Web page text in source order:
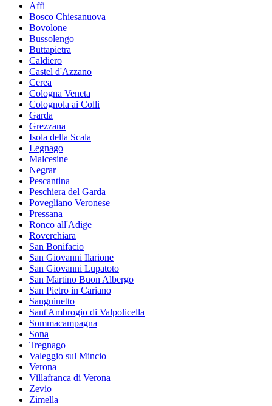
Affi
Bosco Chiesanuova
Bovolone
Bussolengo
Buttapietra
Caldiero
Castel d'Azzano
Cerea
Cologna Veneta
Colognola ai Colli
Garda
Grezzana
Isola della Scala
Legnago
Malcesine
Negrar
Pescantina
Peschiera del Garda
Povegliano Veronese
Pressana
Ronco all'Adige
Roverchiara
San Bonifacio
San Giovanni Ilarione
San Giovanni Lupatoto
San Martino Buon Albergo
San Pietro in Cariano
Sanguinetto
Sant'Ambrogio di Valpolicella
Sommacampagna
Sona
Tregnago
Valeggio sul Mincio
Verona
Villafranca di Verona
Zevio
Zimella